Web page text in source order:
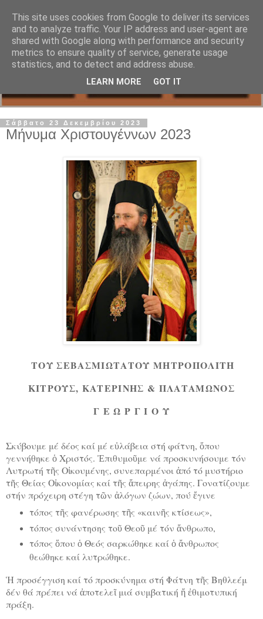
Σάββατο 23 Δεκεμβρίου 2023
Μήνυμα Χριστουγέννων 2023
ΤΟΥ ΣΕΒΑΣΜΙΩΤΑΤΟΥ ΜΗΤΡΟΠΟΛΙΤΗ
ΚΙΤΡΟΥΣ, ΚΑΤΕΡΙΝΗΣ & ΠΛΑΤΑΜΩΝΟΣ
Γ Ε Ω Ρ Γ Ι Ο Υ
Σκύβουμε μέ δέος καί μέ εὐλάβεια στή φάτνη, ὅπου
γεννήθηκε ὁ Χριστός. Ἐπιθυμοῦμε νά προσκυνήσουμε τόν
Λυτρωτή τῆς Οἰκουμένης, συνεπαρμένοι ἀπό τό μυστήριο
τῆς Θείας Οἰκονομίας καί τῆς ἄπειρης ἀγάπης. Γονατίζουμε
στήν πρόχειρη στέγη τῶν ἀλόγων ζώων, πού ἔγινε
τόπος τῆς φανέρωσης τῆς «καινῆς κτίσεως»,
τόπος συνάντησης τοῦ Θεοῦ μέ τόν ἄνθρωπο,
τόπος ὅπου ὁ Θεός σαρκώθηκε καί ὁ ἄνθρωπος
θεώθηκε καί λυτρώθηκε.
Ἡ προσέγγιση καί τό προσκύνημα στή Φάτνη τῆς Βηθλεέμ
δέν θά πρέπει νά ἀποτελεῖ μιά συμβατική ἤ ἐθιμοτυπική
πράξη.
This site uses cookies from Google to deliver its services
and to analyze traffic. Your IP address and user-agent are
shared with Google along with performance and security
metrics to ensure quality of service, generate usage
statistics, and to detect and address abuse.
LEARN MORE GOT IT